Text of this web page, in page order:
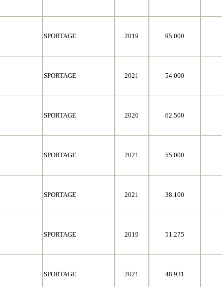
SPORTAGE 2019 95.000
SPORTAGE 2021 54.000
SPORTAGE 2020 62.500
SPORTAGE 2021 55.000
SPORTAGE 2021 38.100
SPORTAGE 2019 51.275
SPORTAGE 2021 48.931